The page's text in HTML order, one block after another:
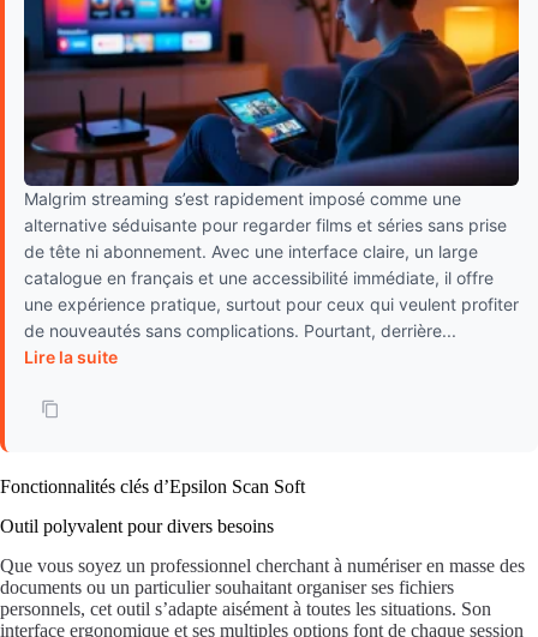
Malgrim streaming s’est rapidement imposé comme une
alternative séduisante pour regarder films et séries sans prise
de tête ni abonnement. Avec une interface claire, un large
catalogue en français et une accessibilité immédiate, il offre
une expérience pratique, surtout pour ceux qui veulent profiter
de nouveautés sans complications. Pourtant, derrière...
Lire la suite
Fonctionnalités clés d’Epsilon Scan Soft
Outil polyvalent pour divers besoins
Que vous soyez un professionnel cherchant à numériser en masse des
documents ou un particulier souhaitant organiser ses fichiers
personnels, cet outil s’adapte aisément à toutes les situations. Son
interface ergonomique et ses multiples options font de chaque session